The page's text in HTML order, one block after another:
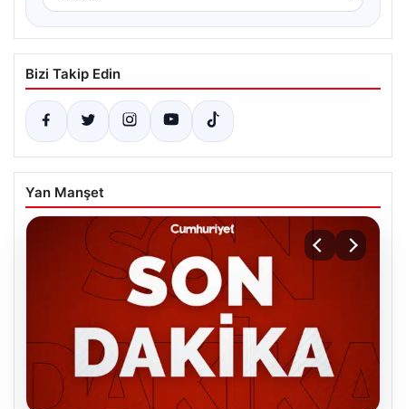
Bizi Takip Edin
Yan Manşet